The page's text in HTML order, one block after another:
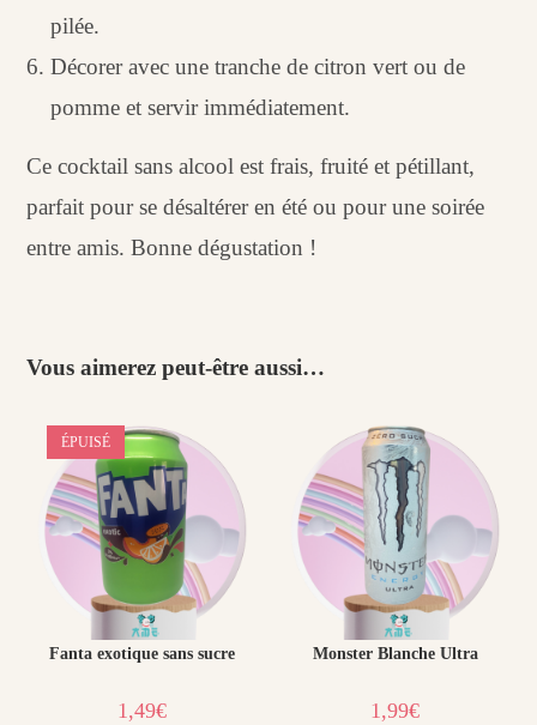
pilée.
Décorer avec une tranche de citron vert ou de
pomme et servir immédiatement.
Ce cocktail sans alcool est frais, fruité et pétillant,
parfait pour se désaltérer en été ou pour une soirée
entre amis. Bonne dégustation !
Vous aimerez peut-être aussi…
ÉPUISÉ
Fanta exotique sans sucre
1,49€
Monster Blanche Ultra
1,99€